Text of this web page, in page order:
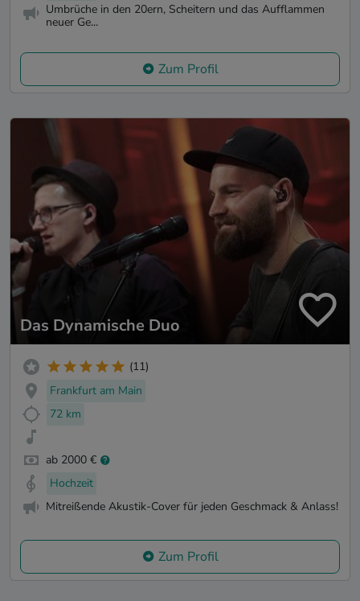
Umbrüche in den 20ern, Scheitern und das Aufflammen
neuer Ge...
Zum Profil
Das Dynamische Duo
(11)
Frankfurt am Main
72 km
ab 2000 €
Hochzeit
Mitreißende Akustik-Cover für jeden Geschmack & Anlass!
Zum Profil